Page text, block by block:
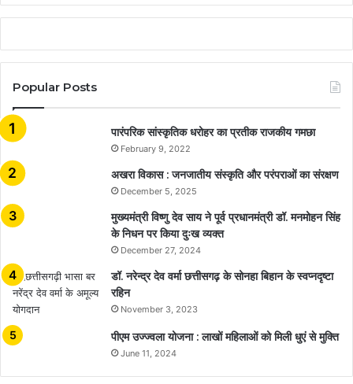
Popular Posts
​​​​​​​पारंपरिक सांस्कृतिक धरोहर का प्रतीक राजकीय गमछा
February 9, 2022
अखरा विकास : जनजातीय संस्कृति और परंपराओं का संरक्षण
December 5, 2025
मुख्यमंत्री विष्णु देव साय ने पूर्व प्रधानमंत्री डॉ. मनमोहन सिंह
के निधन पर किया दुःख व्यक्त
December 27, 2024
डॉ. नरेन्द्र देव वर्मा छत्तीसगढ़ के सोनहा बिहान के स्वप्नदृष्टा
रहिन
November 3, 2023
पीएम उज्ज्वला योजना : लाखों महिलाओं को मिली धुएं से मुक्ति
June 11, 2024